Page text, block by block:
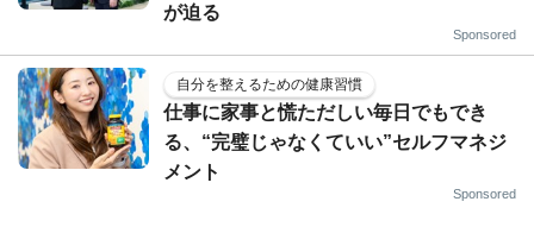
が迫る
Sponsored
自分を整えるための健康習慣
仕事に家事と慌ただしい毎日でもでき
る、“完璧じゃなくていい”セルフマネジ
メント
Sponsored